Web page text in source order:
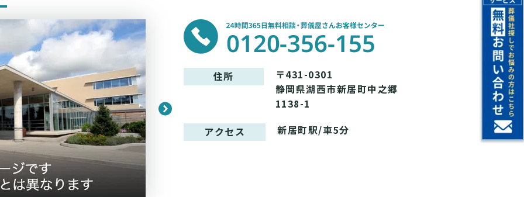
住所
〒431-0301
静岡県湖西市新居町中之郷
1138-1
アクセス 新居町駅/車5分